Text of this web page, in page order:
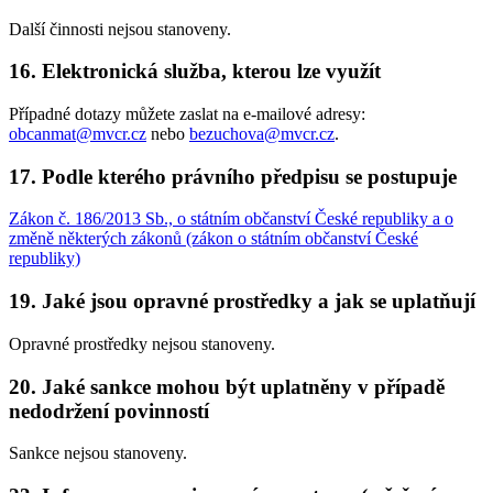
Další činnosti nejsou stanoveny.
16. Elektronická služba, kterou lze využít
Případné dotazy můžete zaslat na e-mailové adresy:
obcanmat@mvcr.cz nebo bezuchova@mvcr.cz.
17. Podle kterého právního předpisu se postupuje
Zákon č. 186/2013 Sb., o státním občanství České republiky a o
změně některých zákonů (zákon o státním občanství České
republiky)
19. Jaké jsou opravné prostředky a jak se uplatňují
Opravné prostředky nejsou stanoveny.
20. Jaké sankce mohou být uplatněny v případě
nedodržení povinností
Sankce nejsou stanoveny.